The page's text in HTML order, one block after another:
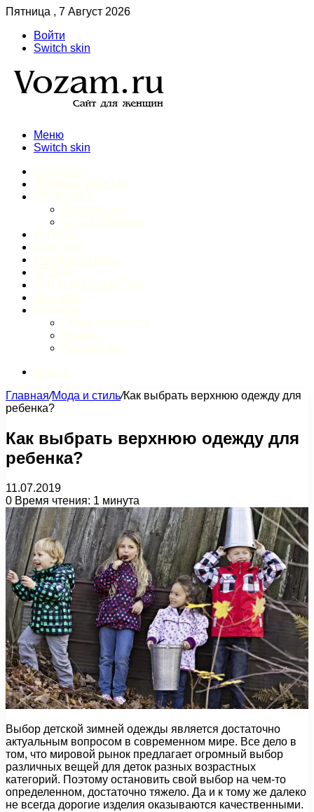
Пятница , 7 Август 2026
Войти
Switch skin
Меню
Switch skin
Главная/Мода и стиль/Как выбрать верхнюю одежду для
ребенка?
Как выбрать верхнюю одежду для
ребенка?
11.07.2019
0 Время чтения: 1 минута
Выбор детской зимней одежды является достаточно
актуальным вопросом в современном мире. Все дело в
том, что мировой рынок предлагает огромный выбор
различных вещей для деток разных возрастных
категорий. Поэтому остановить свой выбор на чем-то
определенном, достаточно тяжело. Да и к тому же далеко
не всегда дорогие изделия оказываются качественными.